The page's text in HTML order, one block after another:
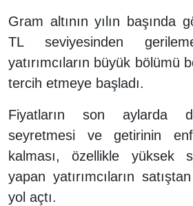
Gram altının yılın başında
TL seviyesinden
yatırımcıların büyük bölümü
tercih etmeye başladı.
Fiyatların son aylarda
seyretmesi ve getirinin
kalması, özellikle yüksek
yapan yatırımcıların
yol açtı.